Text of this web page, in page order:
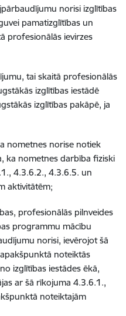
norisi izglītības
pamatizglītības un
profesionālās ievirzes
tai skaitā profesionālās
izglītības iestādē
izglītības pakāpē, ja
nometnes norise notiek
ka nometnes darbība fiziski
4.3.6.2., 4.3.6.5. un
aktivitātēm;
profesionālās pilnveides
programmu mācību
norisi, ievērojot šā
noteiktās
izglītības iestādes ēkā,
ar šā rīkojuma 4.3.6.1.,
noteiktajām